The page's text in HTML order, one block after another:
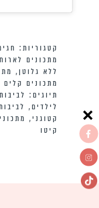
קטגוריות:
מתכונים
ללא גלוטן,
מתכונים קלים
תיוגים: לביבות
לילדים,
קטוגני,
קיטו